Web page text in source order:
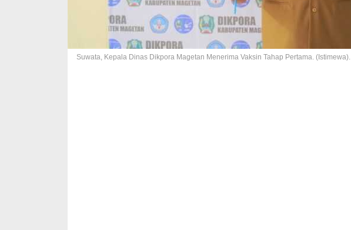
Suwata, Kepala Dinas Dikpora Magetan Menerima Vaksin Tahap Pertama. (Istimewa).